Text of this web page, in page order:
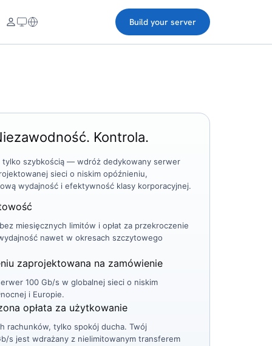
Build your server
Kontrola.
tylko szybkością — wdróż dedykowany serwer
sieci o niskim opóźnieniu,
wydajność i efektywność klasy korporacyjnej.
miesięcznych limitów i opłat za przekroczenie
nawet w okresach szczytowego
zaprojektowana na zamówienie
100 Gb/s w globalnej sieci o niskim
i Europie.
opłata za użytkowanie
rachunków, tylko spokój ducha. Twój
s jest wdrażany z nielimitowanym transferem